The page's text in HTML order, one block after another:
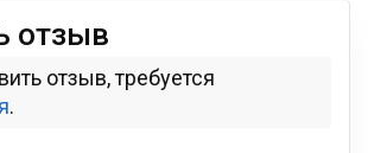
отзыв
отзыв, требуется
.